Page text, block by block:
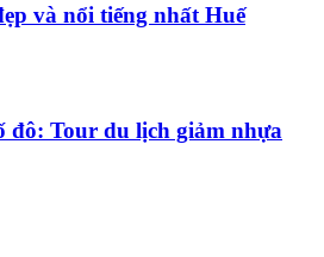
và nổi tiếng nhất Huế
đô: Tour du lịch giảm nhựa